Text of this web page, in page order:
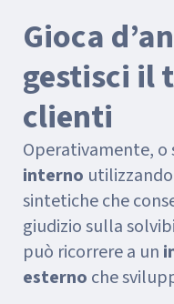
Gioca
gestisci il
clienti
Operativamente, o
interno
sintetiche che
giudizio sulla
può ricorrere a un
esterno che